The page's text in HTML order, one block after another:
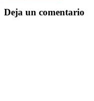
Deja un comentario